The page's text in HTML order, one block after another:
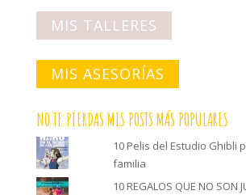
MIS TALLERES
MIS ASESORÍAS
NO TE PIERDAS MIS POSTS MÁS POPULARES
10 Pelis del Estudio Ghibli
familia
10 REGALOS QUE NO SON